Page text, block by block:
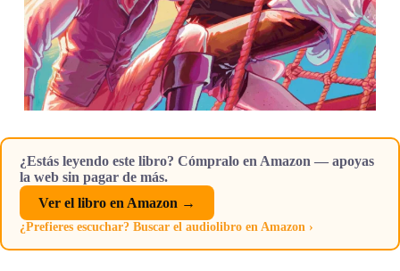
¿Estás leyendo este libro? Cómpralo en Amazon — apoyas
la web sin pagar de más.
Ver el libro en Amazon →
¿Prefieres escuchar? Buscar el audiolibro en Amazon ›